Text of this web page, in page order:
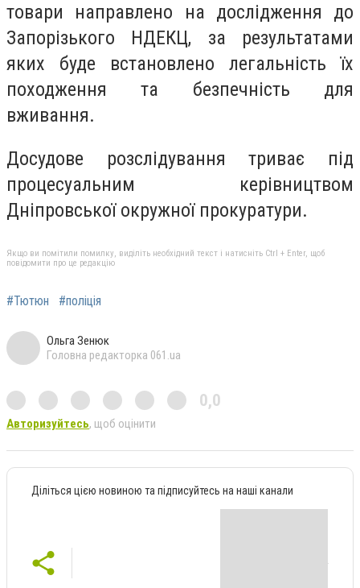
товари направлено на дослідження до
Запорізького НДЕКЦ, за результатами
яких буде встановлено легальність їх
походження та безпечність для
вживання.
Досудове розслідування триває під
процесуальним керівництвом
Дніпровської окружної прокуратури.
Якщо ви помітили помилку, виділіть необхідний текст і натисніть Ctrl + Enter, щоб
повідомити про це редакцію
#Тютюн #поліція
Ольга Зенюк
Головна редакторка 061.ua
0,0
Авторизуйтесь, щоб оцінити
Діліться цією новиною та підписуйтесь на наші канали